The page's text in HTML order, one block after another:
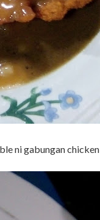
ni gabungan